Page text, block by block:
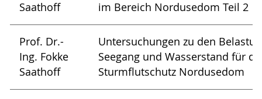
Saathoff
im Bereich Nordusedom Teil 2
Prof. Dr.-
Ing. Fokke
Saathoff
Untersuchungen zu den
Seegang und Wasserstand für
Sturmflutschutz Nordusedom